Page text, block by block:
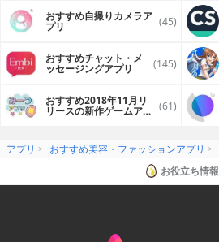
おすすめ自撮りカメラア
プリ (45)
おすすめチャット・メ
ッセージングアプリ (145)
おすすめ2018年11月リ
リースの新作ゲームアプ (61)
アプリ おすすめ美容・ファッションアプリ
お役立ち情報